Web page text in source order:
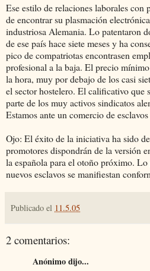
Ese estilo de relaciones laborales con
de encontrar su plasmación
industriosa Alemania. Lo patentaron
de ese país hace siete meses y ha
pico de compatriotas encontrasen
profesional a la baja. El precio
la hora, muy por debajo de los casi
el sector hostelero. El calificativo que
parte de los muy activos sindicatos
Estamos ante un comercio de
Ojo: El éxito de la iniciativa ha sido
promotores dispondrán de la versión
la española para el otoño próximo. Lo
nuevos esclavos se manifiestan
Publicado el 11.5.05
2 comentarios:
Anónimo dijo...